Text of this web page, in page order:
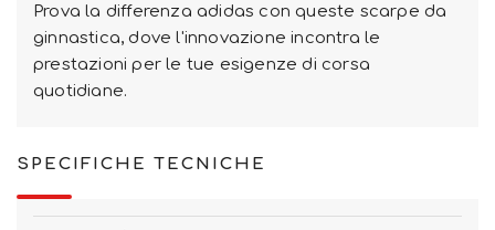
Prova la differenza adidas con queste scarpe da
ginnastica, dove l'innovazione incontra le
prestazioni per le tue esigenze di corsa
quotidiane.
SPECIFICHE TECNICHE